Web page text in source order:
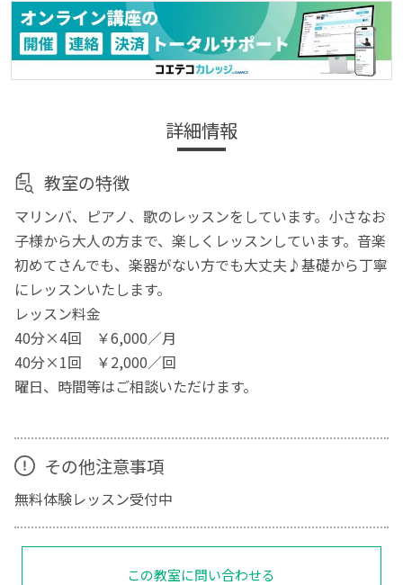
詳細情報
教室の特徴
マリンバ、ピアノ、歌のレッスンをしています。小さなお
子様から大人の方まで、楽しくレッスンしています。音楽
初めてさんでも、楽器がない方でも大丈夫♪基礎から丁寧
にレッスンいたします。
レッスン料金
40分×4回 ￥6,000／月
40分×1回 ￥2,000／回
曜日、時間等はご相談いただけます。
その他注意事項
無料体験レッスン受付中
この教室に問い合わせる